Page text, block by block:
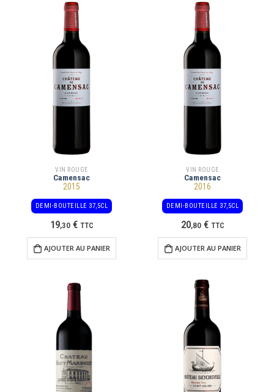
VIN ROUGE
Camensac
2015
DEMI-BOUTEILLE 37,5CL
19,30 € TTC
AJOUTER AU PANIER
VIN ROUGE
Camensac
2016
DEMI-BOUTEILLE 37,5CL
20,80 € TTC
AJOUTER AU PANIER